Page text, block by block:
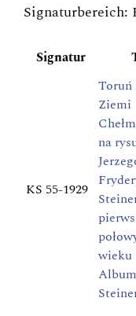
Signaturbereich:
Signatur
KS 55-1929
Toruń
Ziemi
na
wieku
Album